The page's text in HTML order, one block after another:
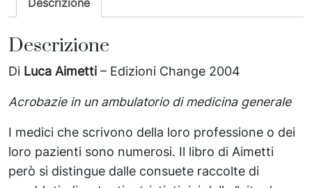
Descrizione
Descrizione
Di Luca Aimetti – Edizioni Change 2004
Acrobazie in un ambulatorio di medicina generale
I medici che scrivono della loro professione o dei
loro pazienti sono numerosi. Il libro di Aimetti
però si distingue dalle consuete raccolte di